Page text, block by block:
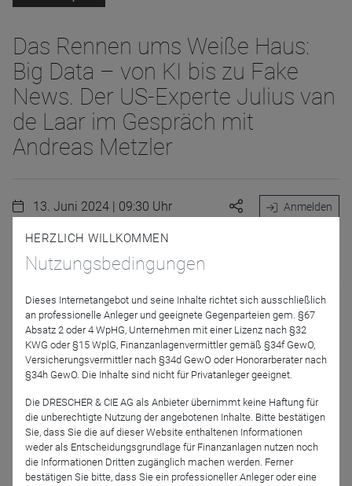
Das Rennen ums Weiße Haus:
Big Data – von KI bis zu Fake
News. Der US-Experte Julius van
de Laar im Gespräch mit
Andreas Metzler
13. Juni 2024 | 09:30 Uhr Anmelden
Amerika wählt! Und dieses spannende Rennen ums Weiße
die wir den US-Experten Julius van de Laar gewinnen
konnten. In diesem zweiten Teil geht es um das Thema
"Big Data". Julius van de Laar wird dabei erläutern, wie die
digitalen Medien die Wähleransprache revolutionieren.
Jetzt für das Partner-Webinar anmelden
HERZLICH WILLKOMMEN
Nutzungsbedingungen
Dieses Internetangebot und seine Inhalte richtet sich ausschließlich
an professionelle Anleger und geeignete Gegenparteien gem. §67
Absatz 2 oder 4 WpHG, Unternehmen mit einer Lizenz nach §32
KWG oder §15 WplG, Finanzanlagenvermittler gemäß §34f GewO,
Versicherungsvermittler nach §34d GewO oder Honorarberater nach
§34h GewO. Die Inhalte sind nicht für Privatanleger geeignet.
Die DRESCHER & CIE AG als Anbieter übernimmt keine Haftung für
die unberechtigte Nutzung der angebotenen Inhalte. Bitte bestätigen
Sie, dass Sie die auf dieser Website enthaltenen Informationen
weder als Entscheidungsgrundlage für Finanzanlagen nutzen noch
die Informationen Dritten zugänglich machen werden. Ferner
bestätigen Sie bitte, dass Sie ein professioneller Anleger oder eine